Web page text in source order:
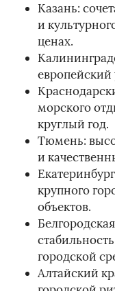
Казань:
и
ценах.
европейский
морского
круглый год.
Тюмень:
и
крупного
объектов.
городской
Алтайский